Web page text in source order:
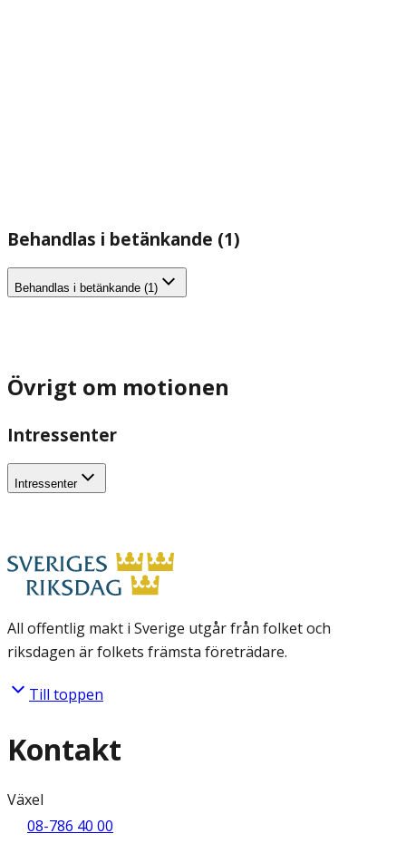
Behandlas i betänkande (1)
Behandlas i betänkande (1)
Övrigt om motionen
Intressenter
Intressenter
All offentlig makt i Sverige utgår från folket och
riksdagen är folkets främsta företrädare.
Till toppen
Kontakt
Växel
08-786 40 00